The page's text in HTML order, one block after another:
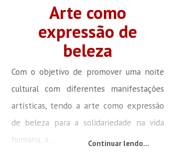
Arte como
expressão de
beleza
Com o objetivo de promover uma noite
cultural com diferentes manifestações
artísticas, tendo a arte como expressão
de beleza para a solidariedade na vida
humana, a...
Continuar lendo...